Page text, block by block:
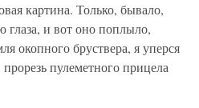
картина. Только, бывало,
глаза, и вот оно поплыло,
окопного бруствера, я уперся
пулеметного прицела